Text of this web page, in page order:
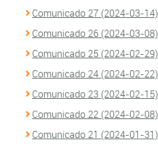
Comunicado 27 (2024-03-14)
Comunicado 26 (2024-03-08)
Comunicado 25 (2024-02-29)
Comunicado 24 (2024-02-22)
Comunicado 23 (2024-02-15)
Comunicado 22 (2024-02-08)
Comunicado 21 (2024-01-31)